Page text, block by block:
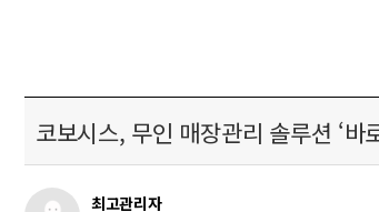
코보시스, 무인 매장관리 솔루션 ‘바
최고관리자